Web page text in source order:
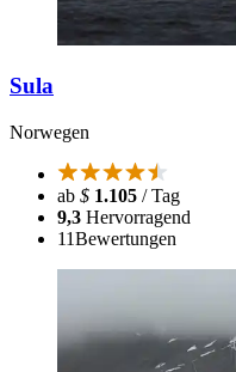
Sula
Norwegen
ab $ 1.105 / Tag
9,3 Hervorragend
11Bewertungen